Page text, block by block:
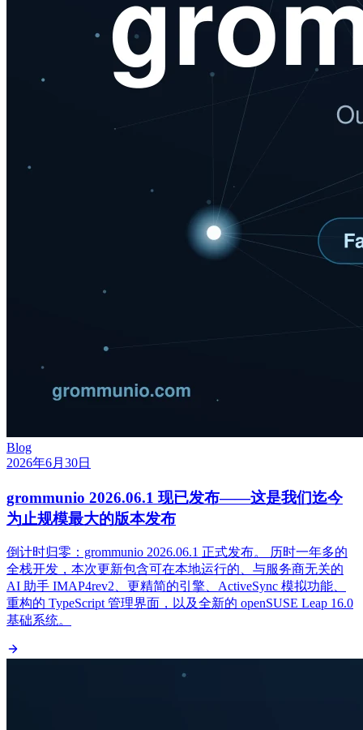
Blog
2026年6月30日
grommunio 2026.06.1 现已发布——这是我们迄今
为止规模最大的版本发布
倒计时归零：grommunio 2026.06.1 正式发布。 历时一年多的
全栈开发，本次更新包含可在本地运行的、与服务商无关的
AI 助手 IMAP4rev2、更精简的引擎、ActiveSync 模拟功能、
重构的 TypeScript 管理界面，以及全新的 openSUSE Leap 16.0
基础系统。